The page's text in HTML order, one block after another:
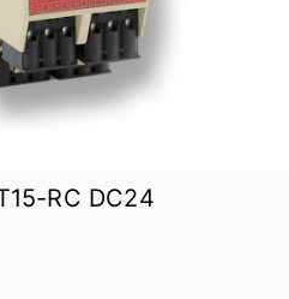
RC DC24